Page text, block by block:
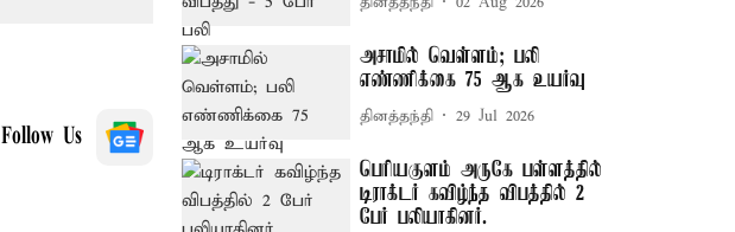
Follow Us
அசாமில் வெள்ளம்; பலி
எண்ணிக்கை 75 ஆக உயர்வு
தினத்தந்தி 29 Jul 2026
பெரியகுளம் அருகே பள்ளத்தில்
டிராக்டர் கவிழ்ந்த விபத்தில் 2
பேர் பலியாகினர்.